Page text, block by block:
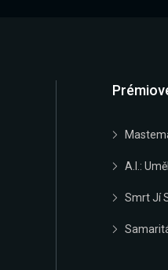
A.I.:
Smrt Jí